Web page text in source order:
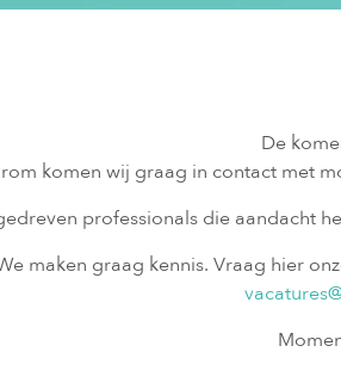
De
komen wij graag in contact met
professionals die aandacht
maken graag kennis. Vraag hier